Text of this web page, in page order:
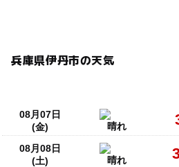
兵庫県伊丹市の天気
08月07日
(金)
晴れ
08月08日
(土)
晴れ